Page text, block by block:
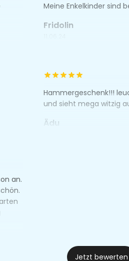
Meine Enkelkinder sind
Fridolin
Hammergeschenk!!!
und sieht mega witzig
Ädu
an.
Jetzt bewerten